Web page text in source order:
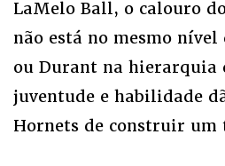
LaMelo Ball, o calouro
não está no mesmo
ou Durant na hierarquia
juventude e habilidade
Hornets de construir um